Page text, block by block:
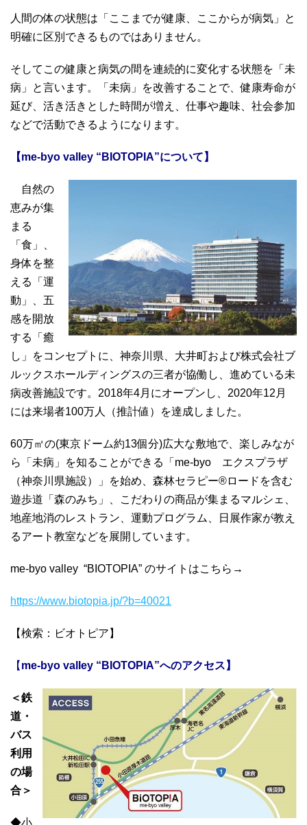
人間の体の状態は「ここまでが健康、ここからが病気」と
明確に区別できるものではありません。
そしてこの健康と病気の間を連続的に変化する状態を「未
病」と言います。「未病」を改善することで、健康寿命が
延び、活き活きとした時間が増え、仕事や趣味、社会参加
などで活動できるようになります。
【me-byo valley “BIOTOPIA”について】
自然の
恵みが集
まる
「食」、
身体を整
える「運
動」、五
感を開放
する「癒
し」をコンセプトに、神奈川県、大井町および株式会社ブ
ルックスホールディングスの三者が協働し、進めている未
病改善施設です。2018年4月にオープンし、2020年12月
には来場者100万人（推計値）を達成しました。
60万㎡の(東京ドーム約13個分)広大な敷地で、楽しみなが
ら「未病」を知ることができる「me-byo エクスプラザ
（神奈川県施設）」を始め、森林セラピー®ロードを含む
遊歩道「森のみち」、こだわりの商品が集まるマルシェ、
地産地消のレストラン、運動プログラム、日展作家が教え
るアート教室などを展開しています。
me-byo valley “BIOTOPIA” のサイトはこちら→
https://www.biotopia.jp/?b=40021
【検索：ビオトピア】
【 me-byo valley “BIOTOPIA”へのアクセス】
＜鉄
道・
バス
利用
の場
合＞